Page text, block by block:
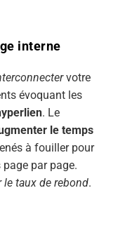
interne
votre
évoquant les
. Le
le temps
à fouiller pour
par page.
le taux de rebond.